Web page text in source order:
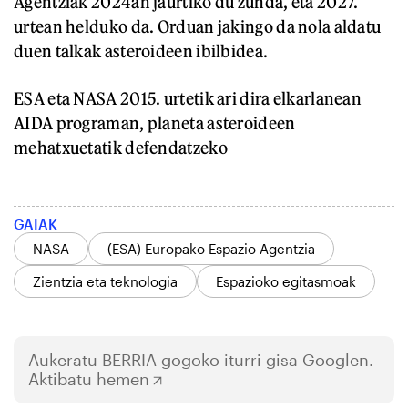
urtean helduko da. Orduan jakingo da nola aldatu
duen talkak asteroideen ibilbidea.
ESA eta NASA 2015. urtetik ari dira elkarlanean
AIDA programan, planeta asteroideen
mehatxuetatik defendatzeko
GAIAK
NASA
(ESA) Europako Espazio Agentzia
Zientzia eta teknologia
Espazioko egitasmoak
Aukeratu BERRIA gogoko iturri gisa Googlen.
Aktibatu hemen